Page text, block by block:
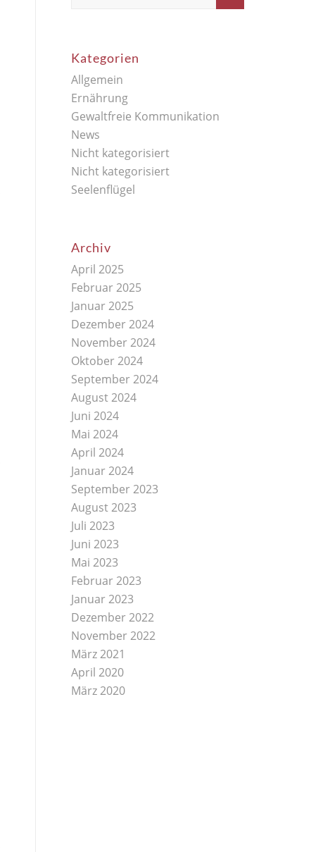
Kategorien
Allgemein
Ernährung
Gewaltfreie Kommunikation
News
Nicht kategorisiert
Nicht kategorisiert
Seelenflügel
Archiv
April 2025
Februar 2025
Januar 2025
Dezember 2024
November 2024
Oktober 2024
September 2024
August 2024
Juni 2024
Mai 2024
April 2024
Januar 2024
September 2023
August 2023
Juli 2023
Juni 2023
Mai 2023
Februar 2023
Januar 2023
Dezember 2022
November 2022
März 2021
April 2020
März 2020